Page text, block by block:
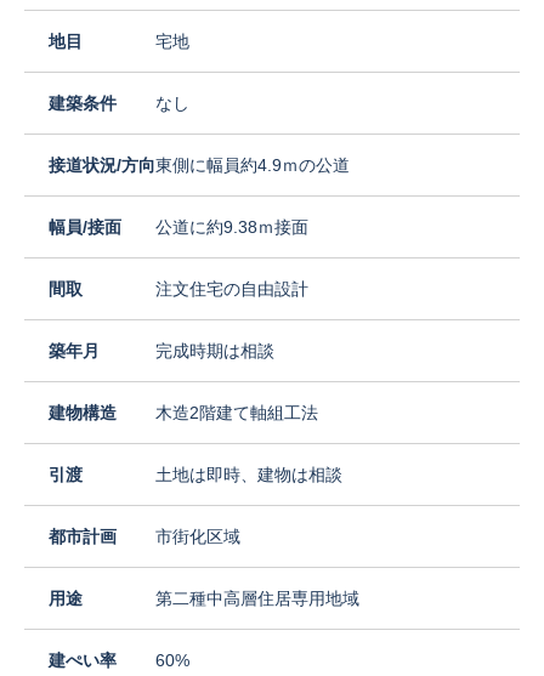
地目 宅地
建築条件 なし
接道状況/方向東側に幅員約4.9ｍの公道
幅員/接面 公道に約9.38ｍ接面
間取 注文住宅の自由設計
築年月 完成時期は相談
建物構造 木造2階建て軸組工法
引渡 土地は即時、建物は相談
都市計画 市街化区域
用途 第二種中高層住居専用地域
建ぺい率 60%